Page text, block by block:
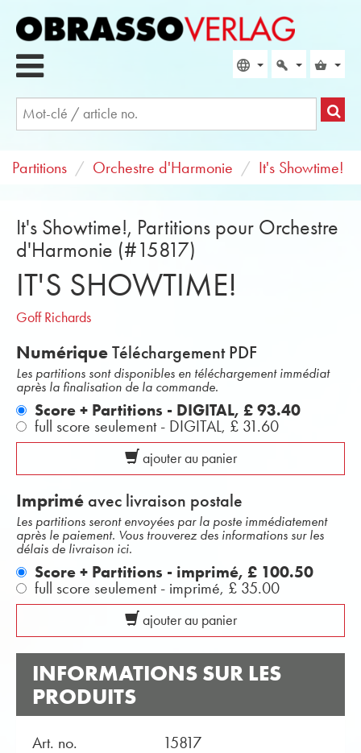
Partitions Orchestre d'Harmonie It's Showtime!
It's Showtime!, Partitions pour Orchestre
d'Harmonie (#15817)
IT'S SHOWTIME!
Goff Richards
NumériqueTéléchargement PDF
Les partitions sont disponibles en téléchargement immédiat
après la finalisation de la commande.
Score + Partitions - DIGITAL, £ 93.40
full score seulement - DIGITAL, £ 31.60
ajouter au panier
Imprimé avec livraison postale
Les partitions seront envoyées par la poste immédiatement
après le paiement. Vous trouverez des informations sur les
délais de livraison ici.
Score + Partitions - imprimé, £ 100.50
full score seulement - imprimé, £ 35.00
ajouter au panier
INFORMATIONS SUR LES
PRODUITS
Art. no.
15817